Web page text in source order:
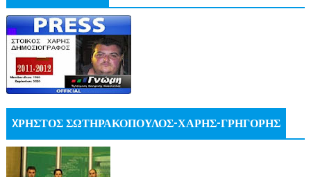
XΡΗΣΤΟΣ ΣΩΤΗΡΑΚΟΠΟΥΛΟΣ-ΧΑΡΗΣ-ΓΡΗΓΟΡΗΣ